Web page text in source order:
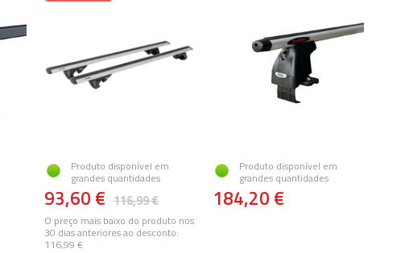
Produto disponível em
grandes quantidades
116,99 €
93,60 €
O preço mais baixo do produto nos
30 dias anteriores ao desconto:
116,99 €
Produto disponível em
grandes quantidades
184,20 €